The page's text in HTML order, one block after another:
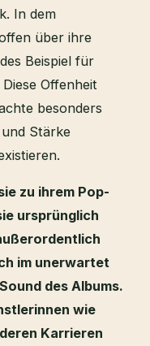
In dem
über ihre
Beispiel für
Offenheit
besonders
Stärke
zu ihrem Pop-
ursprünglich
im unerwartet
des Albums.
wie
Karrieren